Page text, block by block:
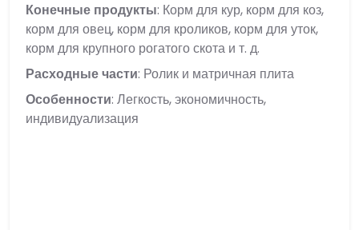
Конечные продукты: Корм для кур, корм для коз,
корм для овец, корм для кроликов, корм для уток,
корм для крупного рогатого скота и т. д.
Расходные части: Ролик и матричная плита
Особенности: Легкость, экономичность,
индивидуализация